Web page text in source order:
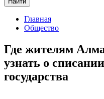
Главная
Общество
Где жителям
узнать о
государства